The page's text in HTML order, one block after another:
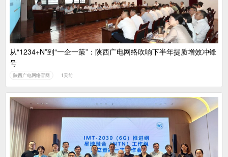
从“1234+N”到“一企一策”：陕西广电网络吹响下半年提质增效冲锋
号
陕西广电网络官网 1天前